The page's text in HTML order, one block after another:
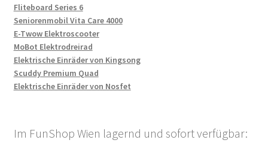
Fliteboard Series 6
Seniorenmobil Vita Care 4000
E-Twow Elektroscooter
MoBot Elektrodreirad
Elektrische Einräder von Kingsong
Scuddy Premium Quad
Elektrische Einräder von Nosfet
Im FunShop Wien lagernd und sofort verfügbar: